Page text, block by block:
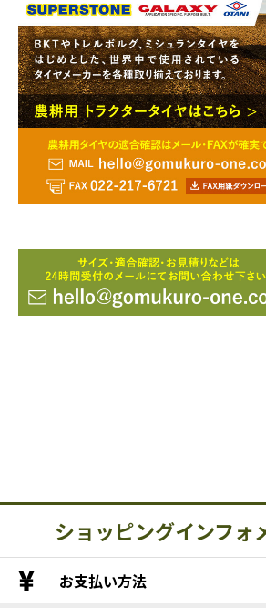
ショッピングインフォ
お支払い方法